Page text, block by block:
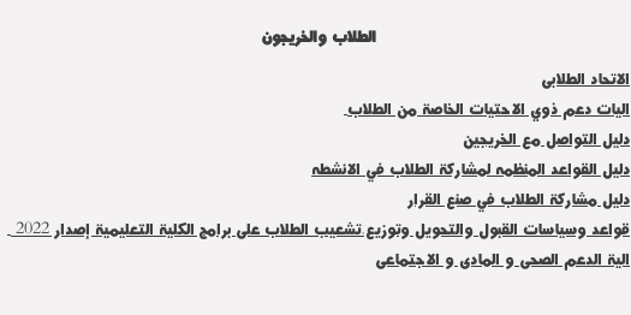
الطلاب والخريجون
الاتحاد الطلابى
اليات دعم ذوي الاحتيات الخاصة من الطلاب
دليل التواصل مع الخريجين
دليل القواعد المنظمه لمشاركة الطلاب في الانشطه
دليل مشاركة الطلاب في صنع القرار
قواعد وسياسات القبول والتحويل وتوزيع.تشعيب الطلاب على برامج الكلية التعليمية إصدار 2022
الية الدعم الصحى و المادى و الاجتماعى